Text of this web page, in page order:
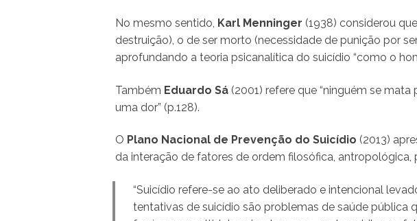
No mesmo sentido, Karl Menninger (1938) considerou
destruição), o de ser morto (necessidade de punição por
aprofundando a teoria psicanalítica do suicídio “como o
Também Eduardo Sá (2001) refere que “ninguém se
uma dor” (p.128).
O Plano Nacional de Prevenção do Suicídio (2013)
da interação de fatores de ordem filosófica, antropológica,
“Suicídio refere-se ao ato deliberado e intencional
tentativas de suicídio são problemas de saúde pública